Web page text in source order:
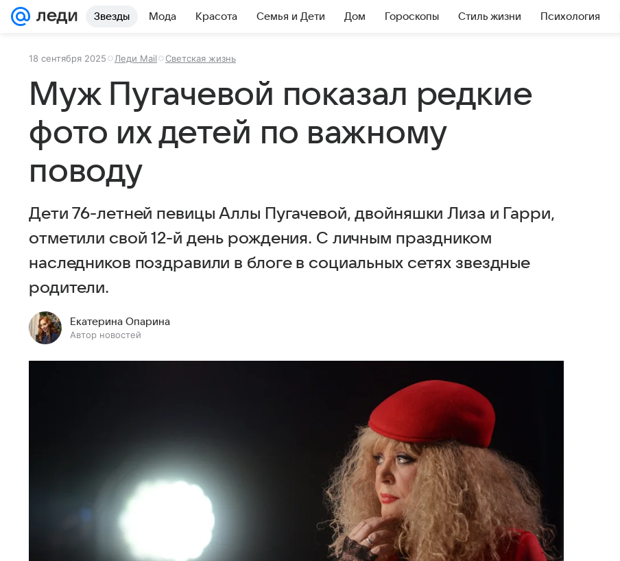
Звезды Мода Красота Семья и Дети Дом Гороскопы Стиль жизни Психология
18 сентября 2025 Леди Mail Светская жизнь
Муж Пугачевой показал редкие
фото их детей по важному
поводу
Дети 76-летней певицы Аллы Пугачевой, двойняшки Лиза и Гарри,
отметили свой 12-й день рождения. С личным праздником
наследников поздравили в блоге в социальных сетях звездные
родители.
Екатерина Опарина
Автор новостей